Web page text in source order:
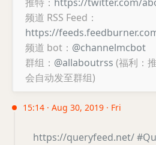
频道 RSS Feed：
https://
频道 bot： @channelmcbot
群组： @allaboutrss (福利：
会自动发至群组)
15:14 · Aug 30, 2019 · Fri
https://queryfeed.net/